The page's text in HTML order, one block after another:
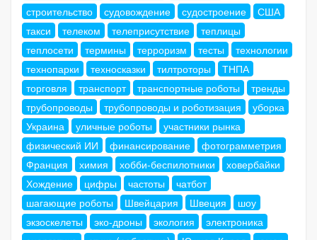
строительство
судовождение судостроение
США
такси
телеком телеприсутствие
теплицы
теплосети
термины терроризм тесты
технологии
технопарки
техносказки тилтроторы
ТНПА
торговля
транспорт транспортные роботы
тренды
трубопроводы
трубопроводы и роботизация
уборка
Украина
уличные роботы
участники рынка
физический ИИ
финансирование
фотограмметрия
Франция
химия хобби-беспилотники
ховербайки
Хождение
цифры частоты
чатбот
шагающие роботы
Швейцария Швеция
шоу
экзоскелеты
эко-дроны экология
электроника